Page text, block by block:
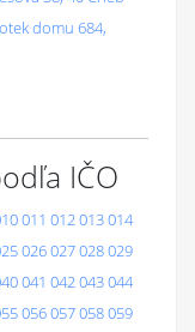
domu 684,
IČO
011 012013014
026027028029
041 042043044
056057058059